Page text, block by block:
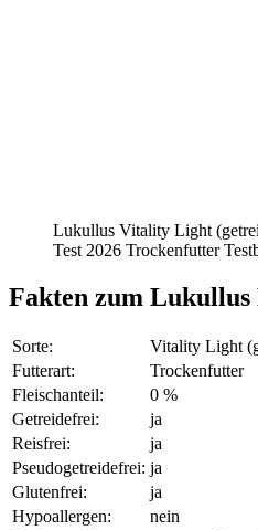
Lukullus Vitality Light
Test 2026 Trockenfutter
Fakten zum
Sorte:
Vitality Light
Futterart:
Trockenfutter
Fleischanteil:
0 %
Getreidefrei:
ja
Reisfrei:
ja
Pseudogetreidefrei: ja
Glutenfrei:
ja
Hypoallergen:
nein